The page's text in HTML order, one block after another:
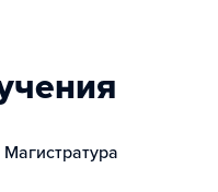
Магистратура